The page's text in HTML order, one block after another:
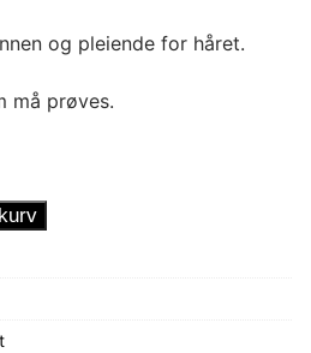
og pleiende for håret.
må prøves.